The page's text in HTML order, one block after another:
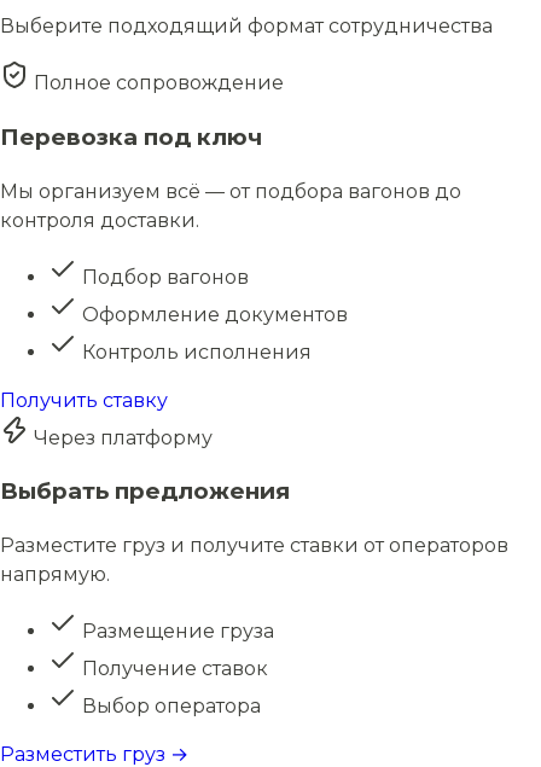
Выберите подходящий формат сотрудничества
Полное сопровождение
Перевозка под ключ
Мы организуем всё — от подбора вагонов до
контроля доставки.
Подбор вагонов
Оформление документов
Контроль исполнения
Получить ставку
Через платформу
Выбрать предложения
Разместите груз и получите ставки от операторов
напрямую.
Размещение груза
Получение ставок
Выбор оператора
Разместить груз →